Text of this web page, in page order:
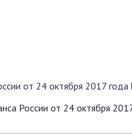
от 24 октября 2017
России от 24 октября